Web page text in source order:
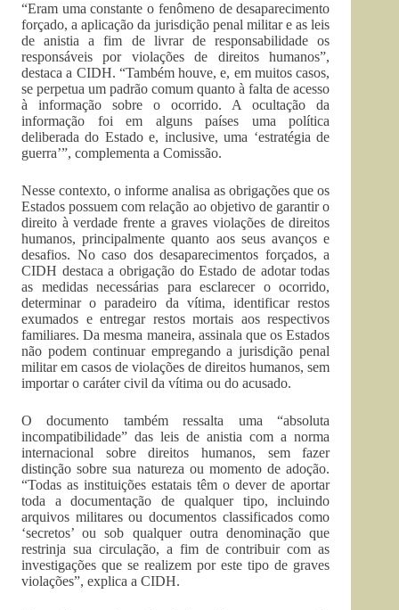
“Eram uma constante o fenômeno de desaparecimento
forçado, a aplicação da jurisdição penal militar e as leis
de anistia a fim de livrar de responsabilidade os
responsáveis por violações de direitos humanos”,
destaca a CIDH. “Também houve, e, em muitos casos,
se perpetua um padrão comum quanto à falta de acesso
à informação sobre o ocorrido. A ocultação da
informação foi em alguns países uma política
deliberada do Estado e, inclusive, uma ‘estratégia de
guerra’”, complementa a Comissão.
Nesse contexto, o informe analisa as obrigações que os
Estados possuem com relação ao objetivo de garantir o
direito à verdade frente a graves violações de direitos
humanos, principalmente quanto aos seus avanços e
desafios. No caso dos desaparecimentos forçados, a
CIDH destaca a obrigação do Estado de adotar todas
as medidas necessárias para esclarecer o ocorrido,
determinar o paradeiro da vítima, identificar restos
exumados e entregar restos mortais aos respectivos
familiares. Da mesma maneira, assinala que os Estados
não podem continuar empregando a jurisdição penal
militar em casos de violações de direitos humanos, sem
importar o caráter civil da vítima ou do acusado.
O documento também ressalta uma “absoluta
incompatibilidade” das leis de anistia com a norma
internacional sobre direitos humanos, sem fazer
distinção sobre sua natureza ou momento de adoção.
“Todas as instituições estatais têm o dever de aportar
toda a documentação de qualquer tipo, incluindo
arquivos militares ou documentos classificados como
‘secretos’ ou sob qualquer outra denominação que
restrinja sua circulação, a fim de contribuir com as
investigações que se realizem por este tipo de graves
violações”, explica a CIDH.